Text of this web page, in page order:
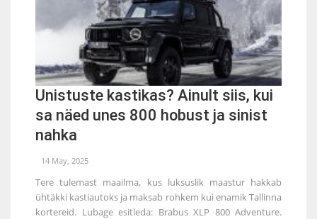
Unistuste kastikas? Ainult siis, kui
sa näed unes 800 hobust ja sinist
nahka
14 May, 2025
Tere tulemast maailma, kus luksuslik maastur hakkab
ühtäkki kastiautoks ja maksab rohkem kui enamik Tallinna
kortereid. Lubage esitleda: Brabus XLP 800 Adventure.